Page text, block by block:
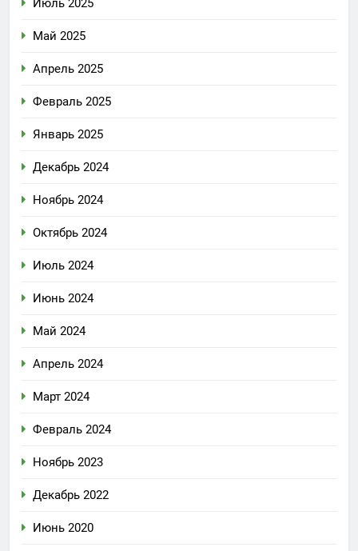
Июль 2025
Май 2025
Апрель 2025
Февраль 2025
Январь 2025
Декабрь 2024
Ноябрь 2024
Октябрь 2024
Июль 2024
Июнь 2024
Май 2024
Апрель 2024
Март 2024
Февраль 2024
Ноябрь 2023
Декабрь 2022
Июнь 2020